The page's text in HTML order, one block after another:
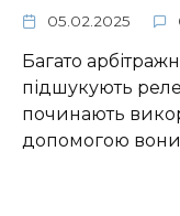
05.02.2025
Багато
підшукують
починають
допомогою